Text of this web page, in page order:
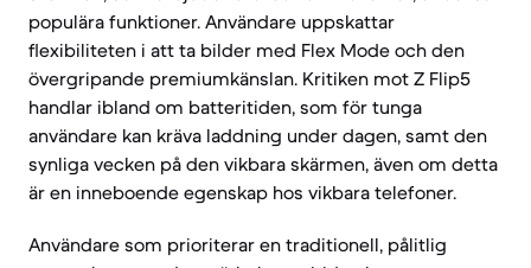
populära funktioner. Användare uppskattar
flexibiliteten i att ta bilder med Flex Mode och den
övergripande premiumkänslan. Kritiken mot Z Flip5
handlar ibland om batteritiden, som för tunga
användare kan kräva laddning under dagen, samt den
synliga vecken på den vikbara skärmen, även om detta
är en inneboende egenskap hos vikbara telefoner.
Användare som prioriterar en traditionell, pålitlig